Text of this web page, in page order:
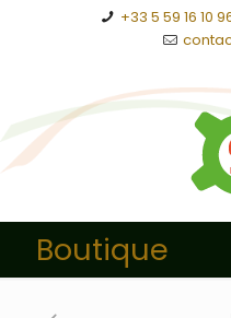
+33 5 59 16 10
Boutique